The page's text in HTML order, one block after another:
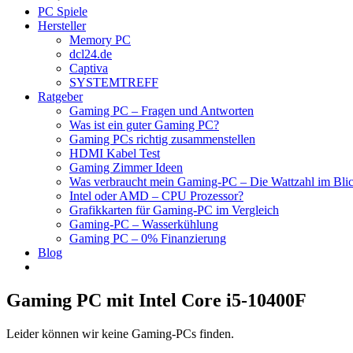
PC Spiele
Hersteller
Memory PC
dcl24.de
Captiva
SYSTEMTREFF
Ratgeber
Gaming PC – Fragen und Antworten
Was ist ein guter Gaming PC?
Gaming PCs richtig zusammenstellen
HDMI Kabel Test
Gaming Zimmer Ideen
Was verbraucht mein Gaming-PC – Die Wattzahl im
Intel oder AMD – CPU Prozessor?
Grafikkarten für Gaming-PC im Vergleich
Gaming-PC – Wasserkühlung
Gaming PC – 0% Finanzierung
Blog
Gaming PC mit Intel Core i5-10400F
Leider können wir keine Gaming-PCs finden.